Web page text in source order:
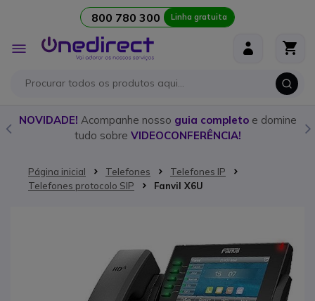
800 780 300 Linha gratuita
Alternar
Nav
NOVIDADE! Acompanhe nosso guia completoe domine
tudo sobre VIDEOCONFERÊNCIA!
Página inicial Telefones
Telefones IP
Telefones protocolo SIP
Fanvil X6U